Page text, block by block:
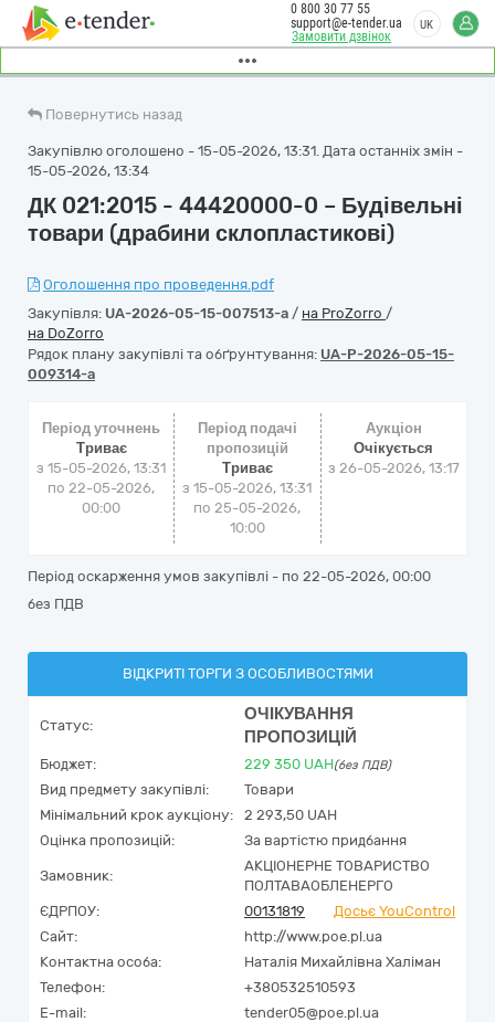
Замовити дзвінок
0 800 30 77 55
support@e-tender.ua
UK
Повернутись назад
Закупівлю оголошено - 15-05-2026, 13:31. Дата останніх змін -
15-05-2026, 13:34
ДК 021:2015 - 44420000-0 – Будівельні
товари (драбини склопластикові)
Оголошення про проведення.pdf
Закупівля: UA-2026-05-15-007513-a / на ProZorro /
на DoZorro
Рядок плану закупівлі та обґрунтування: UA-P-2026-05-15-
009314-a
Період уточнень
Триває
з 15-05-2026, 13:31
по 22-05-2026,
00:00
Період подачі
пропозицій
Триває
з 15-05-2026, 13:31
по 25-05-2026,
10:00
Аукціон
Очікується
з 26-05-2026, 13:17
Період оскарження умов закупівлі - по 22-05-2026, 00:00
без ПДВ
ВІДКРИТІ ТОРГИ З ОСОБЛИВОСТЯМИ
Статус:
ОЧІКУВАННЯ
ПРОПОЗИЦІЙ
Бюджет: 229 350 UAH(без ПДВ)
Вид предмету закупівлі:
Товари
Мінімальний крок аукціону:
2 293,50 UAH
Оцінка пропозицій:
За вартістю придбання
Замовник:
АКЦІОНЕРНЕ ТОВАРИСТВО
ПОЛТАВАОБЛЕНЕРГО
ЄДРПОУ:
00131819
Досьє YouControl
Сайт:
http://www.poe.pl.ua
Контактна особа:
Наталія Михайлівна Халіман
Телефон:
+380532510593
E-mail:
tender05@poe.pl.ua